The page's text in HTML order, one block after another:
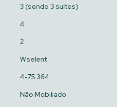
3 (sendo 3 suítes)
4
2
Wselent
4-75.364
Não Mobiliado